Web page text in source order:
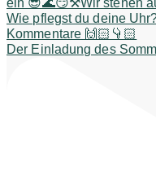
Der Einladung des